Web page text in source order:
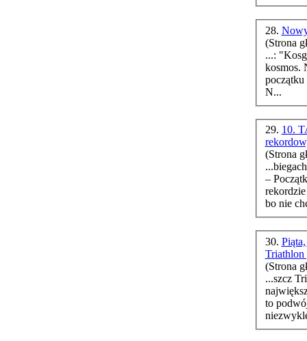
28.
(Strona
...: "Kosgei
N...
29. 10.
(Strona
–
bo nie
30.
(Strona
...szcz
to